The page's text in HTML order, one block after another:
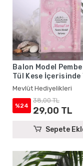
Balon Model
Tül Kese İçerisinde
Kitabı ve Tesbih -
Hediyelikleri
Mevlüt Hediyelikleri
%24
38,00 TL
29,00 TL
Sepete